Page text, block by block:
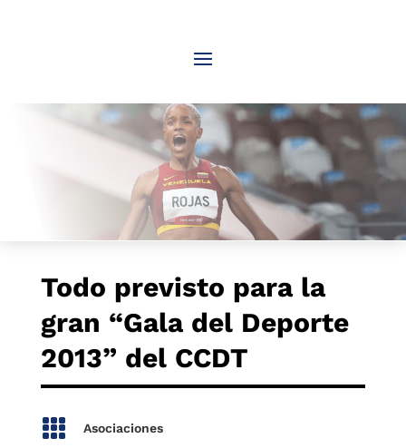
Todo previsto para la
gran “Gala del Deporte
2013” del CCDT
 Asociaciones